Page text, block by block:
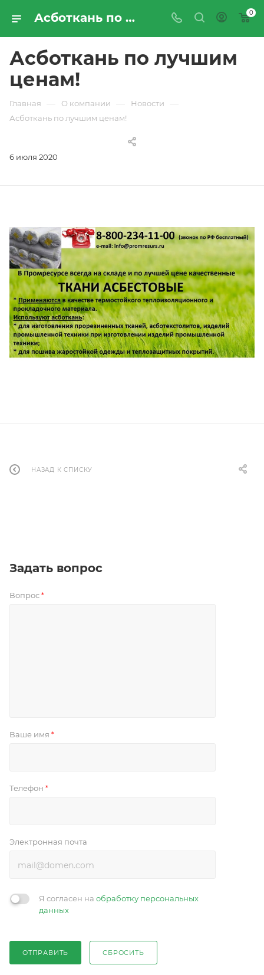
Асботкань по лучшим ценам! | Новости компании «ПРОМРЕСУРССЕРВИС» 0
Асботкань по лучшим
ценам!
Главная — О компании — Новости —
Асботкань по лучшим ценам!
6 июля 2020
НАЗАД К СПИСКУ
Задать вопрос
Вопрос *
Ваше имя *
Телефон *
Электронная почта
Я согласен на обработку персональных
данных
ОТПРАВИТЬ СБРОСИТЬ